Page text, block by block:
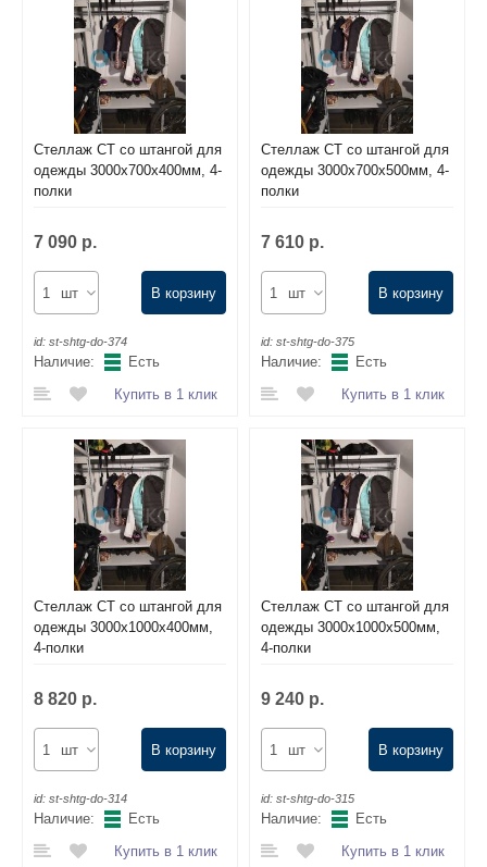
Стеллаж СТ со штангой для
одежды 3000х700х400мм, 4-
полки
7 090 р.
шт В корзину
id: st-shtg-do-374
Наличие:
Есть
Купить в 1 клик
Стеллаж СТ со штангой для
одежды 3000х700х500мм, 4-
полки
7 610 р.
шт В корзину
id: st-shtg-do-375
Наличие:
Есть
Купить в 1 клик
Стеллаж СТ со штангой для
одежды 3000х1000х400мм,
4-полки
8 820 р.
шт В корзину
id: st-shtg-do-314
Наличие:
Есть
Купить в 1 клик
Стеллаж СТ со штангой для
одежды 3000х1000х500мм,
4-полки
9 240 р.
шт В корзину
id: st-shtg-do-315
Наличие:
Есть
Купить в 1 клик